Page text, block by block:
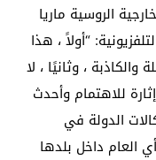
الروسية ماريا
في تصريح لقناة “روسيا 24” التلفزيونية: “أولاً ، هذا
، وثانيًا ، لا
للاهتمام وأحدث
الدولة في
العام داخل بلدها